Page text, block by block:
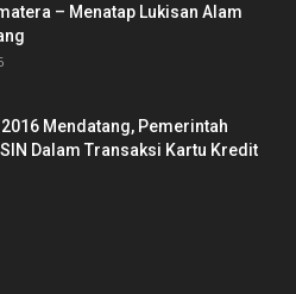
– Menatap Lukisan Alam
Mendatang, Pemerintah
Dalam Transaksi Kartu Kredit